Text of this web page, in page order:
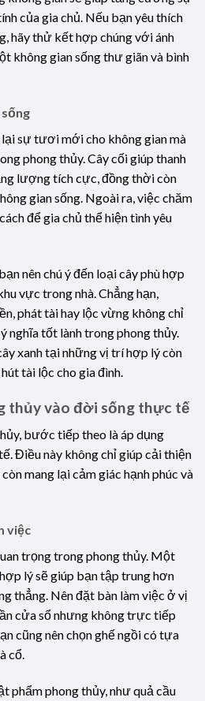
của gia chủ. Nếu bạn yêu thích
hãy thử kết hợp chúng với ánh
không gian sống thư giãn và bình
lại sự tươi mới cho không gian mà
phong thủy. Cây cối giúp thanh
lượng tích cực, đồng thời còn
gian sống. Ngoài ra, việc chăm
để gia chủ thể hiện tình yêu
nên chú ý đến loại cây phù hợp
vực trong nhà. Chẳng hạn,
phát tài hay lộc vừng không chỉ
nghĩa tốt lành trong phong thủy.
xanh tại những vị trí hợp lý còn
tài lộc cho gia đình.
thủy vào đời sống thực tế
bước tiếp theo là áp dụng
Điều này không chỉ giúp cải thiện
mang lại cảm giác hạnh phúc và
việc
trọng trong phong thủy. Một
lý sẽ giúp bạn tập trung hơn
thẳng. Nên đặt bàn làm việc ở vị
cửa sổ nhưng không trực tiếp
cũng nên chọn ghế ngồi có tựa
cổ.
phẩm phong thủy, như quả cầu